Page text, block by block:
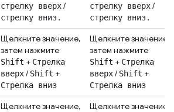
стрелку вверх/
стрелку вниз.
стрелку вверх/
стрелку вниз.
Щелкните значение,
затем нажмите
Shift + Стрелка
вверх/ Shift +
Стрелка вниз
Щелкните значение,
затем нажмите
Shift + Стрелка
вверх/ Shift +
Стрелка вниз
Щелкните значение,
Щелкните значение,